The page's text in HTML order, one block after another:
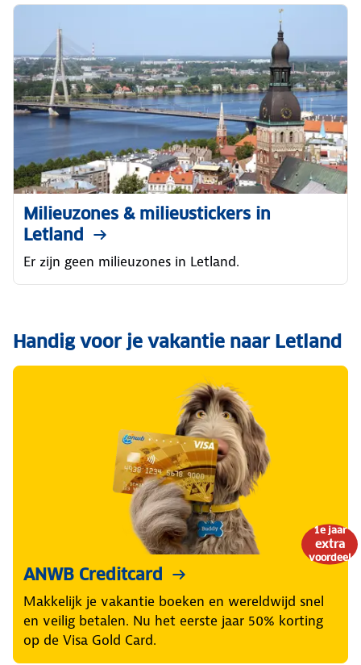
Milieuzones & milieustickers in
Letland
Er zijn geen milieuzones in Letland.
Handig voor je vakantie naar Letland
1e jaar
extra
voordeel
ANWB Creditcard
Makkelijk je vakantie boeken en wereldwijd snel
en veilig betalen. Nu het eerste jaar 50% korting
op de Visa Gold Card.